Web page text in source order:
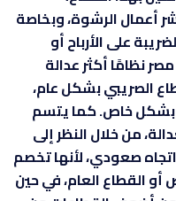
أعمال الرشوة، وبخاصة
على الأرباح أو
نظامًا أكثر عدالة
الصريبي بشكل عام،
بشكل خاص. كما يتسم
من خلال النظر إلى
صعودي، لأنها تخصم
القطاع العام، في حين